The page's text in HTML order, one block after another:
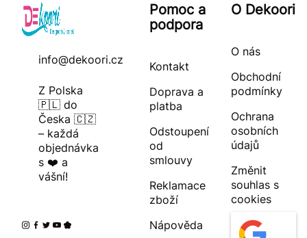
info@dekoori.cz
Z Polska
🇵🇱 do
Česka 🇨🇿
– každá
objednávka
s ❤️ a
vášní!
Pomoc a
podpora
Kontakt
Doprava a
platba
Odstoupení
od
smlouvy
Reklamace
zboží
Nápověda
O Dekoori
O nás
Obchodní
podmínky
Ochrana
osobních
údajů
Změnit
souhlas s
cookies